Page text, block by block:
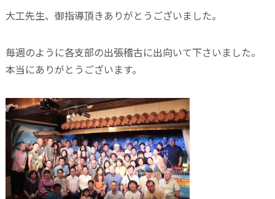
大工先生、御指導頂きありがとうございました。
毎週のように各支部の出張稽古に出向いて下さいました。
本当にありがとうございます。